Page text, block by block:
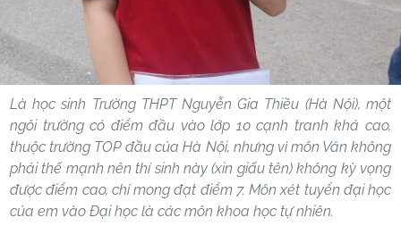
Là học sinh Trường THPT Nguyễn Gia Thiều (Hà Nội), một
ngôi trường có điểm đầu vào lớp 10 cạnh tranh khá cao,
thuộc trường TOP đầu của Hà Nội, nhưng vì môn Văn không
phải thế mạnh nên thí sinh này (xin giấu tên) không kỳ vọng
được điểm cao, chỉ mong đạt điểm 7. Môn xét tuyển đại học
của em vào Đại học là các môn khoa học tự nhiên.